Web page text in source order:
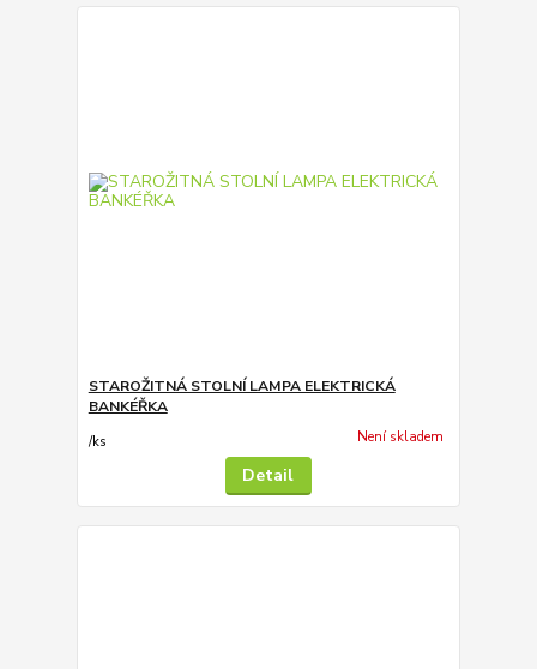
STAROŽITNÁ STOLNÍ LAMPA ELEKTRICKÁ
BANKÉŘKA
/ks Není skladem
Detail